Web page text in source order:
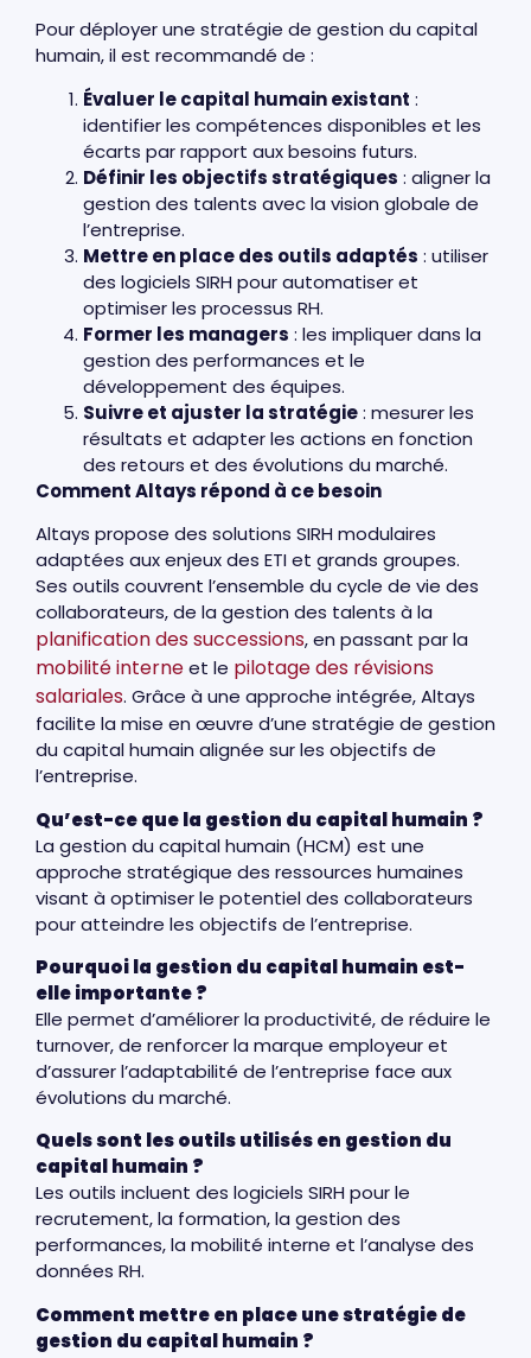
Pour déployer une stratégie de gestion du capital
humain, il est recommandé de :
Évaluer le capital humain existant :
identifier les compétences disponibles et les
écarts par rapport aux besoins futurs.
Définir les objectifs stratégiques : aligner la
gestion des talents avec la vision globale de
l’entreprise.
Mettre en place des outils adaptés : utiliser
des logiciels SIRH pour automatiser et
optimiser les processus RH.
Former les managers : les impliquer dans la
gestion des performances et le
développement des équipes.
Suivre et ajuster la stratégie: mesurer les
résultats et adapter les actions en fonction
des retours et des évolutions du marché.
Comment Altays répond à ce besoin
Altays propose des solutions SIRH modulaires
adaptées aux enjeux des ETI et grands groupes.
Ses outils couvrent l’ensemble du cycle de vie des
collaborateurs, de la gestion des talents à la
planification des successions, en passant par la
mobilité interneet le pilotage des révisions
salariales. Grâce à une approche intégrée, Altays
facilite la mise en œuvre d’une stratégie de gestion
du capital humain alignée sur les objectifs de
l’entreprise.
Qu’est-ce que la gestion du capital humain ?
La gestion du capital humain (HCM) est une
approche stratégique des ressources humaines
visant à optimiser le potentiel des collaborateurs
pour atteindre les objectifs de l’entreprise.
Pourquoi la gestion du capital humain est-
elle importante ?
Elle permet d’améliorer la productivité, de réduire le
turnover, de renforcer la marque employeur et
d’assurer l’adaptabilité de l’entreprise face aux
évolutions du marché.
Quels sont les outils utilisés en gestion du
capital humain ?
Les outils incluent des logiciels SIRH pour le
recrutement, la formation, la gestion des
performances, la mobilité interne et l’analyse des
données RH.
Comment mettre en place une stratégie de
gestion du capital humain ?